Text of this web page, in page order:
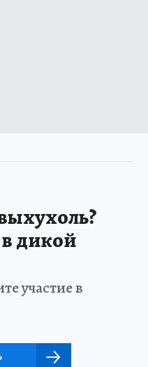
дикой
участие в